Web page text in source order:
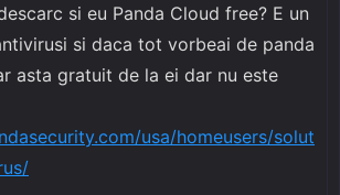
si eu Panda Cloud free? E un
si daca tot vorbeai de panda
asta gratuit de la ei dar nu este
usa/homeusers/solut